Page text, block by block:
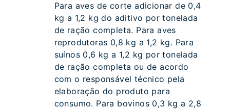
Para aves de corte adicionar de 0,4
kg a 1,2 kg do aditivo por tonelada
de ração completa. Para aves
reprodutoras 0,8 kg a 1,2 kg. Para
suínos 0,6 kg a 1,2 kg por tonelada
de ração completa ou de acordo
com o responsável técnico pela
elaboração do produto para
consumo. Para bovinos 0,3 kg a 2,8